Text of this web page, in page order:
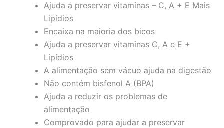
Ajuda a preservar vitaminas – C, A + E Mais
Lipídios
Encaixa na maioria dos bicos
Ajuda a preservar vitaminas C, A e E +
Lipídios
A alimentação sem vácuo ajuda na digestão
Não contém bisfenol A (BPA)
Ajuda a reduzir os problemas de
alimentação
Comprovado para ajudar a preservar